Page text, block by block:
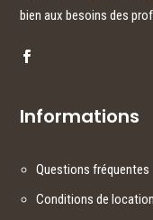
bien aux besoins des
Informations
Questions fréquentes
Conditions de location